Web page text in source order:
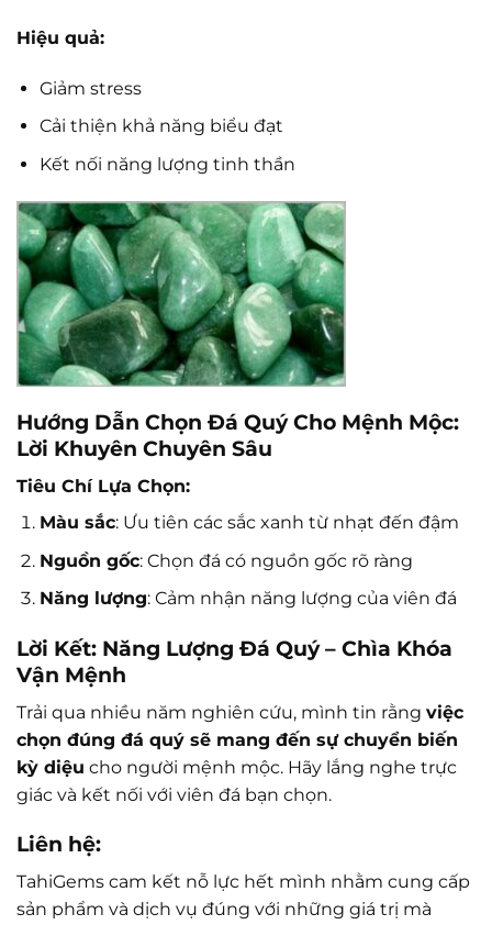
Hiệu quả:
Giảm stress
Cải thiện khả năng biểu đạt
Kết nối năng lượng tinh thần
Hướng Dẫn Chọn Đá Quý Cho Mệnh Mộc:
Lời Khuyên Chuyên Sâu
Tiêu Chí Lựa Chọn:
Màu sắc: Ưu tiên các sắc xanh từ nhạt đến đậm
Nguồn gốc: Chọn đá có nguồn gốc rõ ràng
Năng lượng: Cảm nhận năng lượng của viên đá
Lời Kết: Năng Lượng Đá Quý – Chìa Khóa
Vận Mệnh
Trải qua nhiều năm nghiên cứu, mình tin rằng việc
chọn đúng đá quý sẽ mang đến sự chuyển biến
kỳ diệu cho người mệnh mộc. Hãy lắng nghe trực
giác và kết nối với viên đá bạn chọn.
Liên hệ:
TahiGems cam kết nỗ lực hết mình nhằm cung cấp
sản phẩm và dịch vụ đúng với những giá trị mà